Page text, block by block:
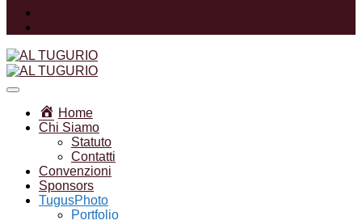
AL TUGURIO
Associazione Ricreativa Sportiva Culturale
Home
Chi Siamo
Statuto
Contatti
Convenzioni
Sponsors
TugusPhoto
Portfolio